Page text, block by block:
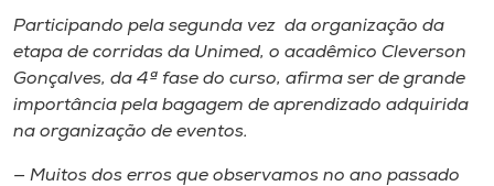
Participando pela segunda vez da organização da
etapa de corridas da Unimed, o acadêmico Cleverson
Gonçalves, da 4ª fase do curso, afirma ser de grande
importância pela bagagem de aprendizado adquirida
na organização de eventos.
— Muitos dos erros que observamos no ano passado